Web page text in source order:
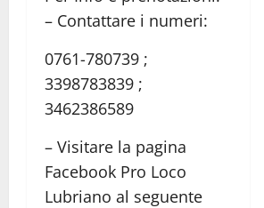
– Contattare i numeri:
0761-780739 ;
3398783839 ;
3462386589
– Visitare la pagina
Facebook Pro Loco
Lubriano al seguente